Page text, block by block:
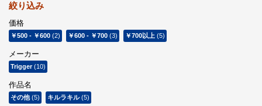
絞り込み
価格
￥500 - ￥600 (2) ￥600 - ￥700 (3) ￥700以上 (5)
メーカー
Trigger(10)
作品名
その他(5) キルラキル(5)